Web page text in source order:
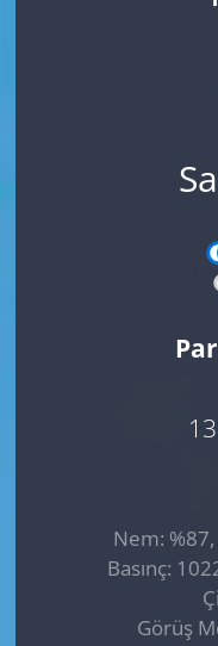
Nem: %87,
Basınç:
Görüş